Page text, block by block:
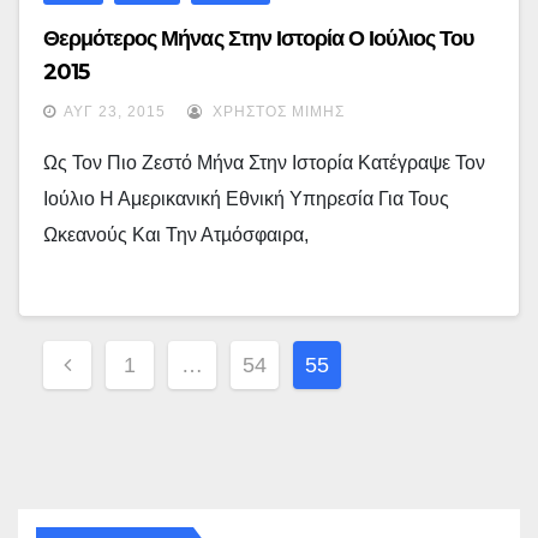
Θερμότερος Μήνας Στην Ιστορία Ο Ιούλιος Του
2015
ΑΥΓ 23, 2015 ΧΡΉΣΤΟΣ ΜΊΜΗΣ
Ως Τον Πιο Ζεστό Μήνα Στην Ιστορία Κατέγραψε Τον
Ιούλιο Η Αμερικανική Εθνική Υπηρεσία Για Τους
Ωκεανούς Και Την Ατµόσφαιρα,
Σελιδοποίηση
Άρθρων
1 … 54 55